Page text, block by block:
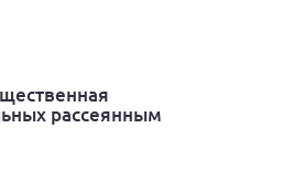
рассеянным